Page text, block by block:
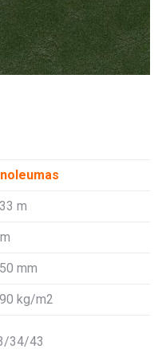
m
mm
kg/m2
34/43